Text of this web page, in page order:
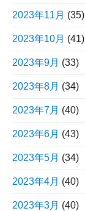
2023年11月 (35)
2023年10月 (41)
2023年9月 (33)
2023年8月 (34)
2023年7月 (40)
2023年6月 (43)
2023年5月 (34)
2023年4月 (40)
2023年3月 (40)